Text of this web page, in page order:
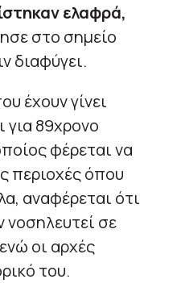
ελαφρά,
στο σημείο
διαφύγει.
έχουν γίνει
για 89χρονο
φέρεται να
περιοχές όπου
αναφέρεται ότι
νοσηλευτεί σε
οι αρχές
του.